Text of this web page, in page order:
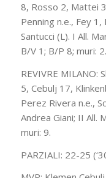
8, Rosso 2, Mattei
Penning n.e., Fey 1,
Santucci (L). I All.
B/V 1; B/P 8; muri: 2.
REVIVRE MILANO:
5, Cebulj 17,
Perez Rivera n.e.,
Andrea Giani; II All.
muri: 9.
PARZIALI: 22-25